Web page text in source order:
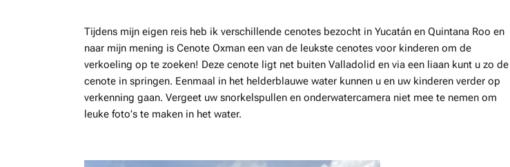
Tijdens mijn eigen reis heb ik verschillende cenotes bezocht in Yucatán en Quintana Roo en
naar mijn mening is Cenote Oxman een van de leukste cenotes voor kinderen om de
verkoeling op te zoeken! Deze cenote ligt net buiten Valladolid en via een liaan kunt u zo de
cenote in springen. Eenmaal in het helderblauwe water kunnen u en uw kinderen verder op
verkenning gaan. Vergeet uw snorkelspullen en onderwatercamera niet mee te nemen om
leuke foto’s te maken in het water.